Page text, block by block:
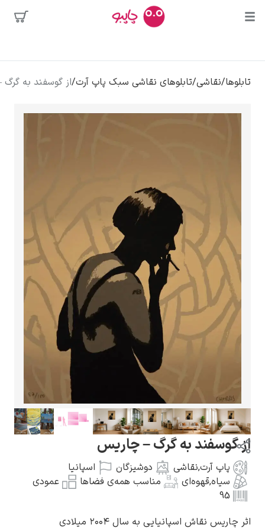
محبوب‌ترین
هنرمندان
ونسان ون گوگ
گوستاو کلیمت
ادوارد مونک
کامی پیسارو
نقاشی/تابلوهای نقاشی سبک پاپ آرت/ از گوسفند به گرگ – چاریس
به گرگ – چاریس
پاپ آرت, نقاشی دوشیزگان
اسپانیا
سیاه,قهوه‌ای مناسب همه‌ی فضاها
عمودی
نقاش اسپانیایی به سال ۲۰۰۴ میلادی